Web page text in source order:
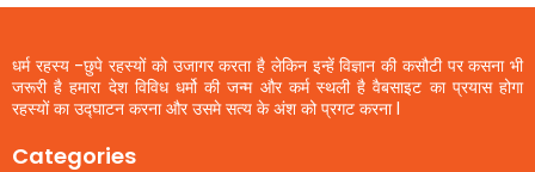
धर्म रहस्य -छुपे रहस्यों को उजागर करता है लेकिन इन्हें विज्ञान की कसौटी पर कसना भी
जरूरी है हमारा देश विविध धर्मो की जन्म और कर्म स्थली है वैबसाइट का प्रयास होगा
रहस्यों का उद्घाटन करना और उसमे सत्य के अंश को प्रगट करना l
Categories